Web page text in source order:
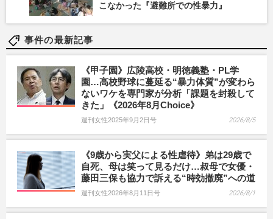
こなかった『避難所での性暴力』
事件の最新記事
《甲子園》広陵高校・明徳義塾・PL学
園…高校野球に蔓延る“暴力体質”が変わら
ないワケを専門家が分析「課題を封殺して
きた」《2026年8月Choice》
週刊女性2025年9月2日号 2026/8/5
《9歳から実父による性虐待》弟は29歳で
自死、母は笑って見るだけ…叔母で女優・
藤田三保も協力で訴える“時効撤廃”への道
週刊女性2026年8月11日号 2026/8/1